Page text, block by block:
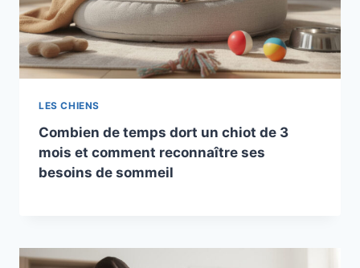
LES CHIENS
Combien de temps dort un chiot de 3
mois et comment reconnaître ses
besoins de sommeil